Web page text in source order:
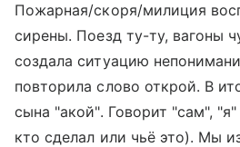
Пожарная/скоря/милиция
сирены. Поезд ту-ту, вагоны
создала ситуацию
повторила слово открой. В
сына "акой". Говорит "сам",
кто сделал или чьё это). Мы